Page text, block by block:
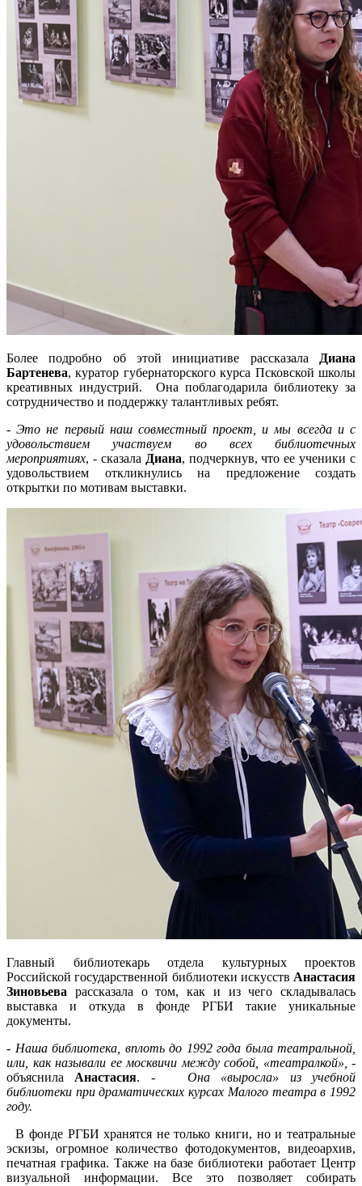
Более подробно об этой инициативе рассказала
Диана
Бартенева, куратор губернаторского курса Псковской школы
креативных индустрий. Она поблагодарила библиотеку за
сотрудничество и поддержку талантливых ребят.
- Это не первый наш совместный проект, и мы всегда и с
удовольствием участвуем во всех библиотечных
мероприятиях, - сказала Диана, подчеркнув, что ее ученики с
удовольствием откликнулись на предложение создать
открытки по мотивам выставки.
Главный библиотекарь отдела культурных проектов
Российской государственной библиотеки искусств Анастасия
Зиновьева рассказала о том, как и из чего складывалась
выставка и откуда в фонде РГБИ такие уникальные
документы.
- Наша библиотека, вплоть до 1992 года была театральной,
или, как называли ее москвичи между собой, «театралкой», -
объяснила Анастасия. -
Она «выросла» из учебной
библиотеки при драматических курсах Малого театра в 1992
году.
В фонде РГБИ хранятся не только книги, но и театральные
эскизы, огромное количество фотодокументов, видеоархив,
печатная графика. Также на базе библиотеки работает Центр
визуальной информации. Все это позволяет собирать